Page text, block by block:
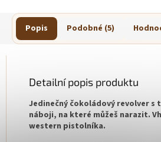
Popis Podobné (5)
Detailní popis produktu
Jedinečný čokoládový revolver s
náboji, na které můžeš narazit.
western pistolníka.